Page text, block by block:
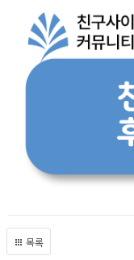
목록